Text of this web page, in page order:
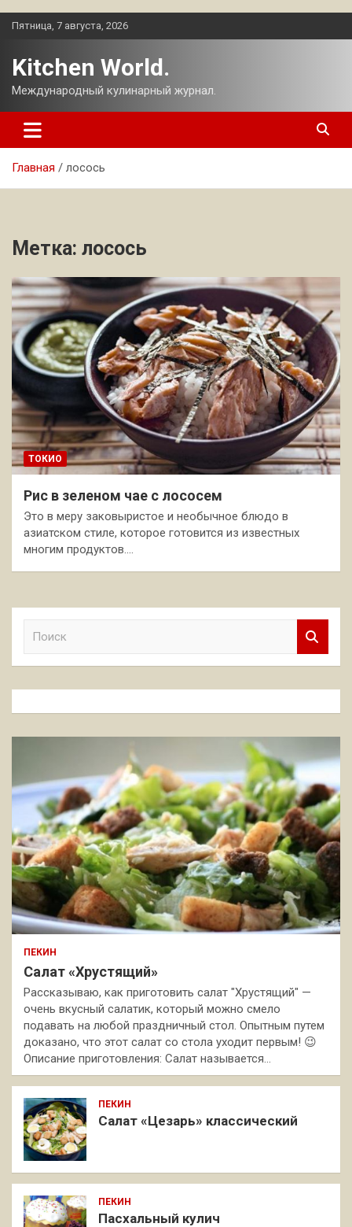
Перейти
Пятница, 7 августа, 2026
Kitchen World.
Международный кулинарный журнал.
Главная лосоcь
Метка: лосоcь
ТОКИО
Рис в зеленом чае с лососем
Это в меру заковыристое и необычное блюдо в
азиатском стиле, которое готовится из известных
многим продуктов.…
к
ПЕКИН
Салат «Хрустящий»
Рассказываю, как приготовить салат "Хрустящий" —
очень вкусный салатик, который можно смело
подавать на любой праздничный стол. Опытным путем
доказано, что этот салат со стола уходит первым! 😉
Описание приготовления: Салат называется…
ПЕКИН
Салат «Цезарь» классический
ПЕКИН
Пасхальный кулич